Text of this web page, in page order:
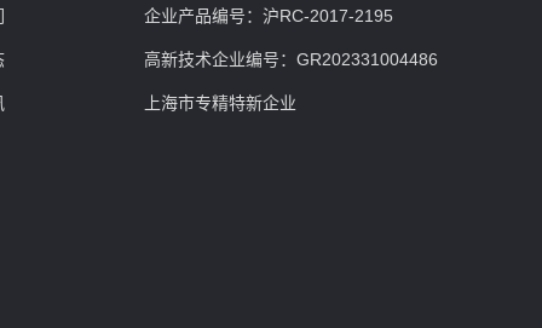
企业产品编号：沪RC-2017-2195
高新技术企业编号：GR202331004486
上海市专精特新企业